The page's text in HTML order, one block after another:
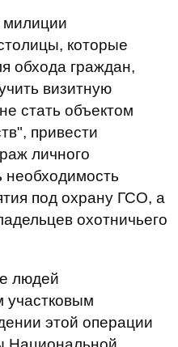
милиции
которые
обхода граждан,
визитную
стать объектом
привести
личного
необходимость
под охрану ГСО, а
охотничьего
людей
участковым
этой операции